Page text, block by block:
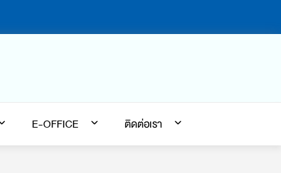
E-OFFICE ติดต่อเรา